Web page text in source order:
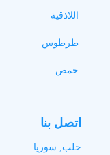
اللاذقية
طرطوس
حمص
اتصل بنا
حلب, سوريا